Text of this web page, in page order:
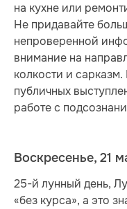
на кухне или
Не придавайте
непроверенной
внимание на
колкости и
публичных
работе с
Воскресенье, 21
25-й лунный день,
«без курса», а это